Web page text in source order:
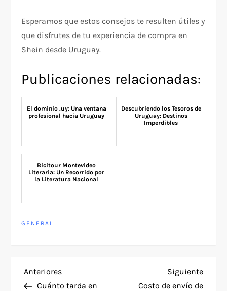
Esperamos que estos consejos te resulten útiles y
que disfrutes de tu experiencia de compra en
Shein desde Uruguay.
Publicaciones relacionadas:
El dominio .uy: Una ventana
profesional hacia Uruguay
Descubriendo los Tesoros de
Uruguay: Destinos
Imperdibles
Bicitour Montevideo
Literaria: Un Recorrido por
la Literatura Nacional
GENERAL
N
Entrada
anterior
Anteriores
Cuánto tarda en
Siguiente
Costo de envío de